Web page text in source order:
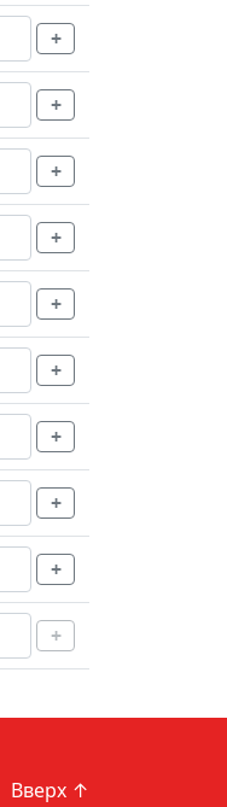
+
+
+
+
+
+
+
+
+
+
Вверх ↑